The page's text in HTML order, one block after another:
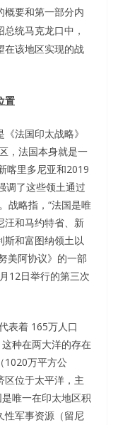
概要和第一部分内
统马克龙口中，
在该地区实现的战
置
法国印太战略》
，法国本身就是一
喀里多尼亚和2019
调了这些领土通过
战略指，“法国是唯
汪和马约特省、新
斯和富图纳领土以
美阿协议》的一部
12日举行的第三次
表着 165万人口
种在两大洋的存在
1020万平方公
区位于太平洋，主
唯一在印太地区积
性军事资源（留尼